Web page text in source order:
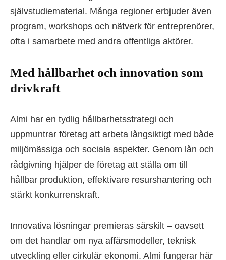
självstudiematerial. Många regioner erbjuder även
program, workshops och nätverk för entreprenörer,
ofta i samarbete med andra offentliga aktörer.
Med hållbarhet och innovation som
drivkraft
Almi har en tydlig hållbarhetsstrategi och
uppmuntrar företag att arbeta långsiktigt med både
miljömässiga och sociala aspekter. Genom lån och
rådgivning hjälper de företag att ställa om till
hållbar produktion, effektivare resurshantering och
stärkt konkurrenskraft.
Innovativa lösningar premieras särskilt – oavsett
om det handlar om nya affärsmodeller, teknisk
utveckling eller cirkulär ekonomi. Almi fungerar här